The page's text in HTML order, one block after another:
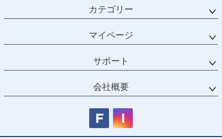
カテゴリー
マイページ
サポート
会社概要